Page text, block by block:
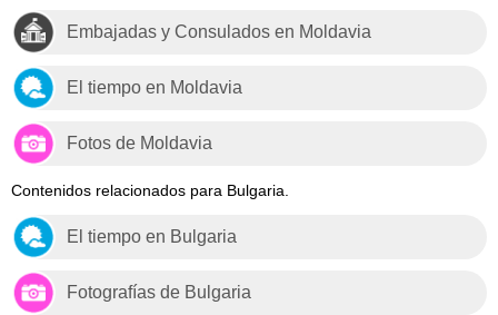
Embajadas y Consulados en Moldavia
El tiempo en Moldavia
Fotos de Moldavia
Contenidos relacionados para Bulgaria.
El tiempo en Bulgaria
Fotografías de Bulgaria